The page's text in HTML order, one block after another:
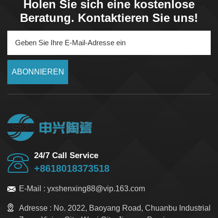
Holen Sie sich eine kostenlose
Beratung. Kontaktieren Sie uns!
ABONNIEREN
24/7 Call Service
+8618018373518
E-Mail : yxshenxing88@vip.163.com
Adresse : No. 2022, Baoyang Road, Chuanbu Industrial